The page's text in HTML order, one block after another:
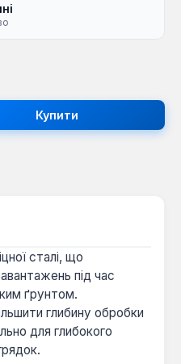
потрібну
Купити
сталі, що
під час
ґрунтом.
глибину обробки
для глибокого